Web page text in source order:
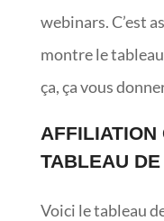
webinars. C’est
montre le
ça, ça vous
TABLEAU
Voici le tableau